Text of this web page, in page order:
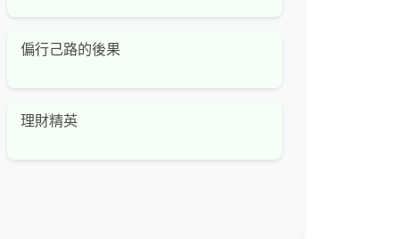
偏行己路的後果
理財精英